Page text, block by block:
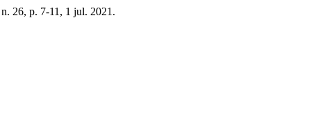
26, p. 7-11, 1 jul. 2021.